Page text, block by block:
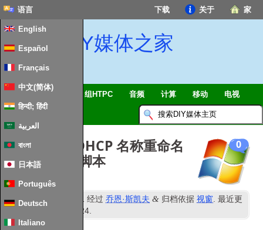
家
关于
下载
语言
English
Español
Français
中文(简体)
हिन्दी; हिंदी
العربية
বাংলা
日本語
Português
Deutsch
Italiano
DIY媒体之家
智能家居 & 物联网 组HTPC 音频 计算 移动 电视
0
根据保留的 DHCP 名称重命名
PC 的批处理脚本
已发表 六月 2021 经过乔恩·斯凯夫 & 归档依据视窗. 最近更
一月 2024.